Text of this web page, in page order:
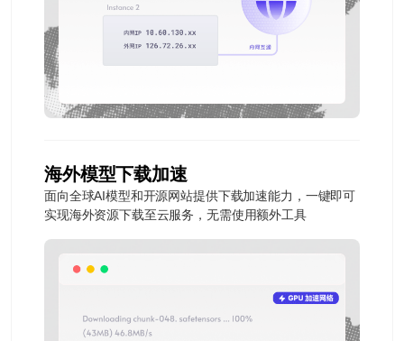
海外模型下载加速
面向全球AI模型和开源网站提供下载加速能力，一键即可
实现海外资源下载至云服务，无需使用额外工具